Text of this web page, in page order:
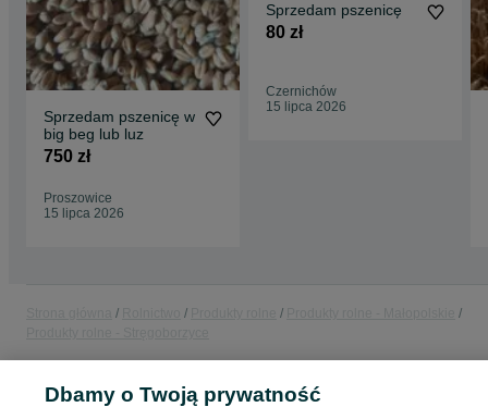
Sprzedam pszenicę w
big beg lub luz
750 zł
Proszowice
15 lipca 2026
Sprzedam pszenicę
80 zł
Czernichów
15 lipca 2026
KATEGORIA
Dbamy o Twoją prywatność